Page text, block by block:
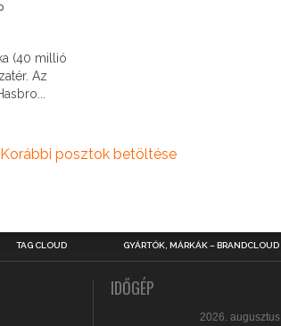
(40 millió
Az
Korábbi posztok betöltése
TAG CLOUD GYÁRTÓK, MÁRKÁK – BRANDCLOUD
IDŐGÉP
2026. augusztus